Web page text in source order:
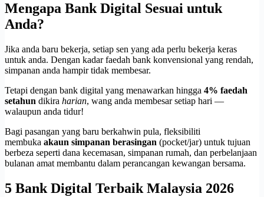
Mengapa Bank Digital Sesuai untuk
Anda?
Jika anda baru bekerja, setiap sen yang ada perlu bekerja keras
untuk anda. Dengan kadar faedah bank konvensional yang rendah,
simpanan anda hampir tidak membesar.
Tetapi dengan bank digital yang menawarkan hingga 4% faedah
setahun dikira harian, wang anda membesar setiap hari —
walaupun anda tidur!
Bagi pasangan yang baru berkahwin pula, fleksibiliti
membuka akaun simpanan berasingan (pocket/jar) untuk tujuan
berbeza seperti dana kecemasan, simpanan rumah, dan perbelanjaan
bulanan amat membantu dalam perancangan kewangan bersama.
5 Bank Digital Terbaik Malaysia 2026